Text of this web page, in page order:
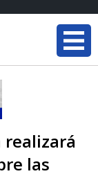
las